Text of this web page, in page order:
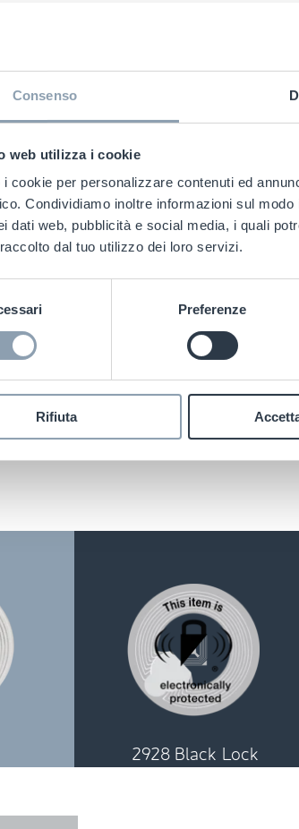
Consenso
web utilizza i cookie
i cookie per personalizzare contenuti ed
Condividiamo inoltre informazioni sul
dati web, pubblicità e social media, i quali
dal tuo utilizzo dei loro servizi.
Preferenze
Rifiutaetichette